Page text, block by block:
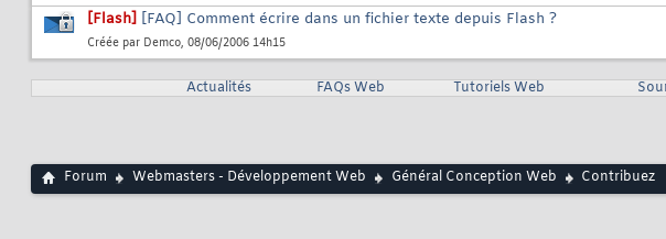
[Flash] [FAQ] Comment écrire dans un fichier texte depuis Flash ?
Créée par Demco, 08/06/2006 14h15
Actualités FAQs Web Tutoriels Web
Forum Webmasters - Développement Web Général Conception Web Contribuez